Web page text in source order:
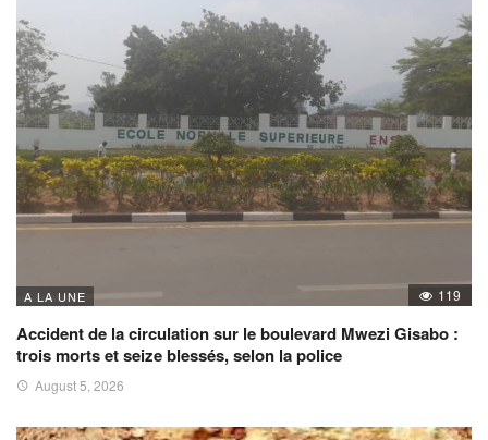
A LA UNE 119
Accident de la circulation sur le boulevard Mwezi Gisabo :
trois morts et seize blessés, selon la police
August 5, 2026